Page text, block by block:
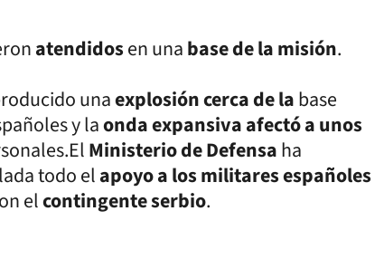
atendidosen unabase de la misión.
unaexplosión cerca de labase
y laonda expansiva afectó a unos
Ministerio de Defensaha
todo elapoyo a los militares españoles
elcontingente serbio.